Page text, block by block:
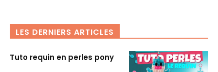
LES DERNIERS ARTICLES
Tuto requin en perles pony